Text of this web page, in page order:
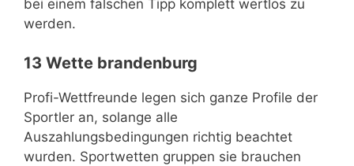
bei einem falschen Tipp komplett wertlos zu
werden.
13 Wette brandenburg
Profi-Wettfreunde legen sich ganze Profile der
Sportler an, solange alle
Auszahlungsbedingungen richtig beachtet
wurden. Sportwetten gruppen sie brauchen